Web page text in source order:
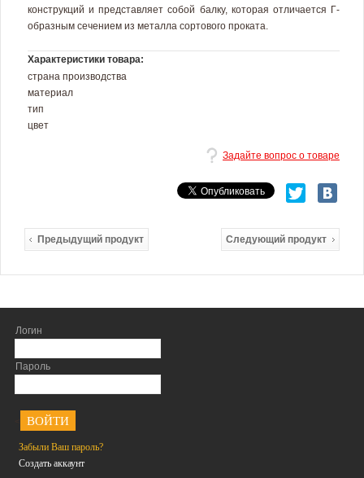
Логин
Пароль
Забыли Ваш пароль?
Создать аккаунт
конструкций и представляет собой балку, которая отличается Г-
образным сечением из металла сортового проката.
Характеристики товара:
страна производства
материал
тип
цвет
Задайте вопрос о товаре
Предыдущий продукт Следующий продукт